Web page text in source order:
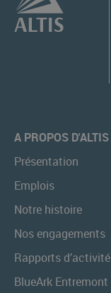
A PROPOS D'ALTIS
Présentation
Emplois
Notre histoire
Nos engagements
Rapports d’activité
BlueArk Entremont